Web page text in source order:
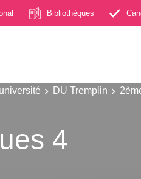
Bibliothèques
DU Tremplin
4